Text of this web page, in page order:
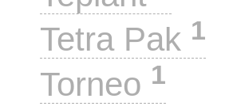
Tetra Pak 1
Torneo 1